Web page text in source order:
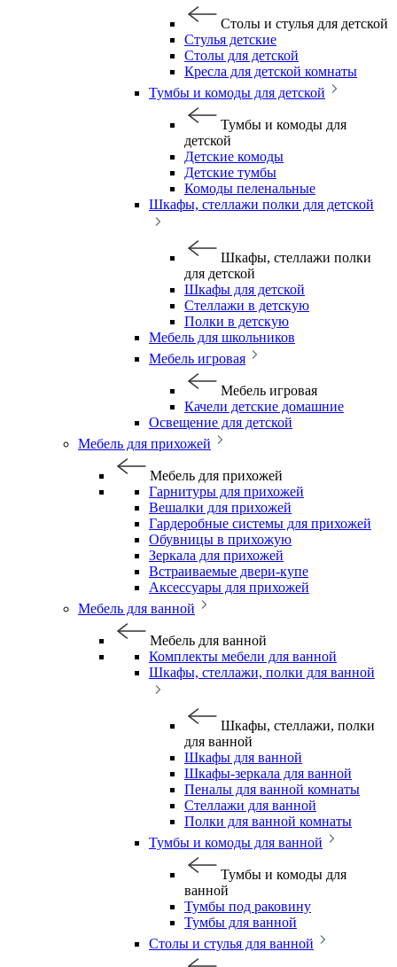
Столы и стулья для детской
Стулья детские
Столы для детской
Кресла для детской комнаты
Тумбы и комоды для детской
Тумбы и комоды для
детской
Детские комоды
Детские тумбы
Комоды пеленальные
Шкафы, стеллажи полки для детской
Шкафы, стеллажи полки
для детской
Шкафы для детской
Стеллажи в детскую
Полки в детскую
Мебель для школьников
Мебель игровая
Мебель игровая
Качели детские домашние
Освещение для детской
Мебель для прихожей
Мебель для прихожей
Гарнитуры для прихожей
Вешалки для прихожей
Гардеробные системы для прихожей
Обувницы в прихожую
Зеркала для прихожей
Встраиваемые двери-купе
Аксессуары для прихожей
Мебель для ванной
Мебель для ванной
Комплекты мебели для ванной
Шкафы, стеллажи, полки для ванной
Шкафы, стеллажи, полки
для ванной
Шкафы для ванной
Шкафы-зеркала для ванной
Пеналы для ванной комнаты
Стеллажи для ванной
Полки для ванной комнаты
Тумбы и комоды для ванной
Тумбы и комоды для
ванной
Тумбы под раковину
Тумбы для ванной
Столы и стулья для ванной